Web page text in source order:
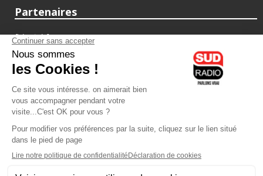
Partenaires
fiducial.fr
lyoncapitale.fr
olympique-et-lyonnais.com
L'application Iphone / Android
Téléchargez l'application
Les cookies